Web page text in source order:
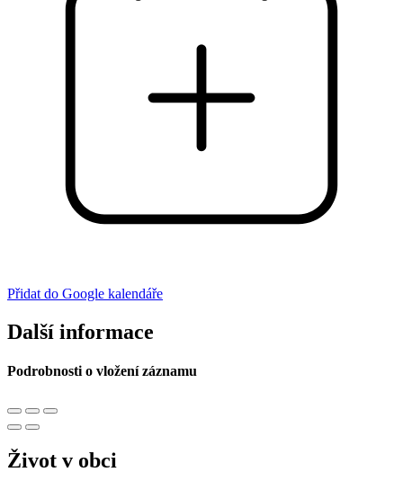
Přidat do Google kalendáře
Další informace
Podrobnosti o vložení záznamu
Život v obci